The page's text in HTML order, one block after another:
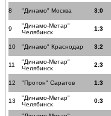
8 "Динамо" Москва 3:0
9
"Динамо-Метар"
Челябинск
1:3
10 "Динамо" Краснодар 3:2
11
"Динамо-Метар"
Челябинск
2:3
12 "Протон" Саратов 1:3
13
"Динамо-Метар"
Челябинск
0:3